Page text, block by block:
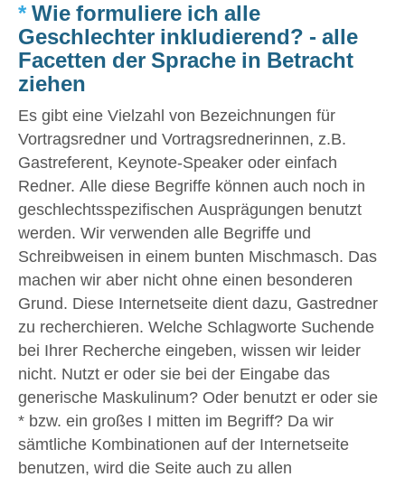
* Wie formuliere ich alle
Geschlechter inkludierend? - alle
Facetten der Sprache in Betracht
ziehen
Es gibt eine Vielzahl von Bezeichnungen für
Vortragsredner und Vortragsrednerinnen, z.B.
Gastreferent, Keynote-Speaker oder einfach
Redner. Alle diese Begriffe können auch noch in
geschlechtsspezifischen Ausprägungen benutzt
werden. Wir verwenden alle Begriffe und
Schreibweisen in einem bunten Mischmasch. Das
machen wir aber nicht ohne einen besonderen
Grund. Diese Internetseite dient dazu, Gastredner
zu recherchieren. Welche Schlagworte Suchende
bei Ihrer Recherche eingeben, wissen wir leider
nicht. Nutzt er oder sie bei der Eingabe das
generische Maskulinum? Oder benutzt er oder sie
* bzw. ein großes I mitten im Begriff? Da wir
sämtliche Kombinationen auf der Internetseite
benutzen, wird die Seite auch zu allen